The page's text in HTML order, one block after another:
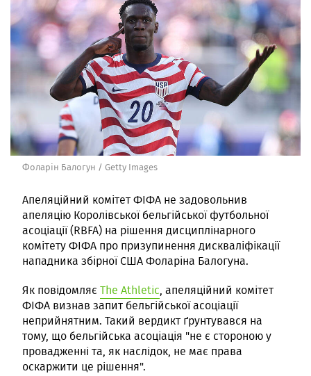
Фоларін Балогун / Getty Images
Апеляційний комітет ФІФА не задовольнив
апеляцію Королівської бельгійської футбольної
асоціації (RBFA) на рішення дисциплінарного
комітету ФІФА про призупинення дискваліфікації
нападника збірної США Фоларіна Балогуна.
Як повідомляє The Athletic, апеляційний комітет
ФІФА визнав запит бельгійської асоціації
неприйнятним. Такий вердикт ґрунтувався на
тому, що бельгійська асоціація "не є стороною у
провадженні та, як наслідок, не має права
оскаржити це рішення".